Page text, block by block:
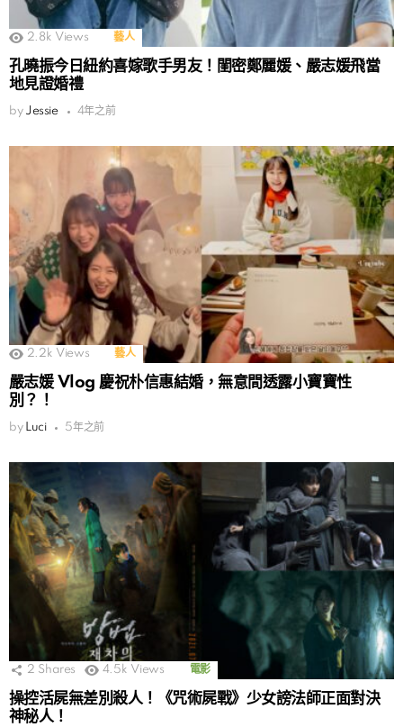
2.8k Views 藝人
孔曉振今日紐約喜嫁歌手男友！閨密鄭麗媛、嚴志媛飛當
地見證婚禮
by Jessie 4年之前
2.2k Views 藝人
嚴志媛 Vlog 慶祝朴信惠結婚，無意間透露小寶寶性
別？！
by Luci 5年之前
2 Shares 4.5k Views 電影
操控活屍無差別殺人！《咒術屍戰》少女謗法師正面對決
神秘人！